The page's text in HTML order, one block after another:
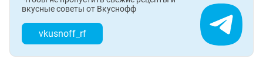
вкусные советы от Вкуснофф
vkusnoff_rf